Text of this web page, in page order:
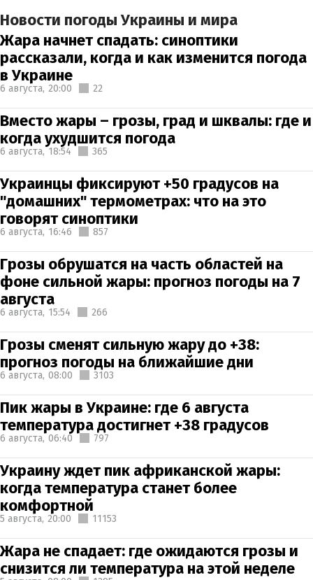
Новости погоды Украины и мира
Жара начнет спадать: синоптики
рассказали, когда и как изменится погода
в Украине
6 августа, 20:00 22
Вместо жары – грозы, град и шквалы: где и
когда ухудшится погода
6 августа, 18:54 365
Украинцы фиксируют +50 градусов на
"домашних" термометрах: что на это
говорят синоптики
6 августа, 16:46 857
Грозы обрушатся на часть областей на
фоне сильной жары: прогноз погоды на 7
августа
6 августа, 15:54 266
Грозы сменят сильную жару до +38:
прогноз погоды на ближайшие дни
6 августа, 08:00 3103
Пик жары в Украине: где 6 августа
температура достигнет +38 градусов
6 августа, 06:40 797
Украину ждет пик африканской жары:
когда температура станет более
комфортной
5 августа, 20:00 11153
Жара не спадает: где ожидаются грозы и
снизится ли температура на этой неделе